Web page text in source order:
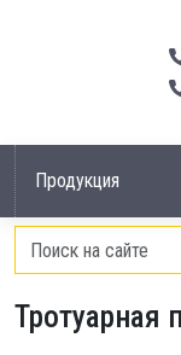
Продукция
Главная /Тротуарная
Тротуарная